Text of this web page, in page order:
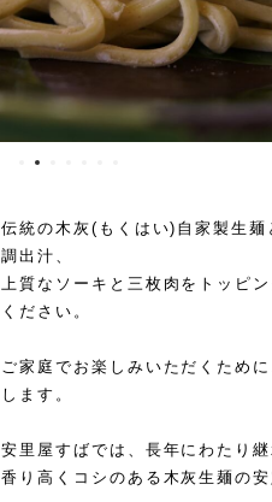
伝統の木灰(もくはい)自家製生
調出汁、
上質なソーキと三枚肉をトッピ
ください。
ご家庭でお楽しみいただくため
します。
安里屋すばでは、長年にわたり
香り高くコシのある木灰生麺の